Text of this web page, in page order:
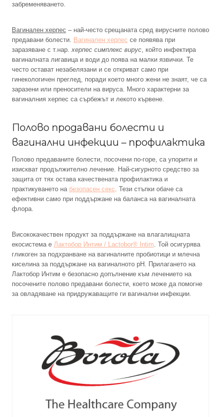
забременяването.
Вагинален херпес – най-често срещаната сред вирусните полово
предавани болести. Вагинален херпес се появява при
заразяване с т.нар.херпес симплекс вирус, който инфектира
вагиналната лигавица и води до поява на малки язвички. Те
често остават незабелязани и се откриват само при
гинекологичен преглед, поради което много жени не знаят, че са
заразени или преносители на вируса. Много характерни за
вагиналния херпес са сърбежът и лекото кървене.
Полово продавани болести и
вагинални инфекции – профилактика
Полово предаваните болести, посочени по-горе, са упорити и
изискват продължително лечение. Най-сигурното средство за
защита от тях остава качествената профилактика и
практикуването на безопасен секс. Тези стъпки обаче са
ефективни само при поддържане на баланса на вагиналната
флора.
Висококачествен продукт за поддържане на влагалищната
екосистема е Лактобор Интим / Lactobor® Intim. Той осигурява
гликоген за подхранване на вагиналните пробиотици и млечна
киселина за поддържане на вагиналното рН. Прилагането на
Лактобор Интим е безопасно допълнение към лечението на
посочените полово предавани болести, което може да помогне
за овладяване на придружаващите ги вагинални инфекции.